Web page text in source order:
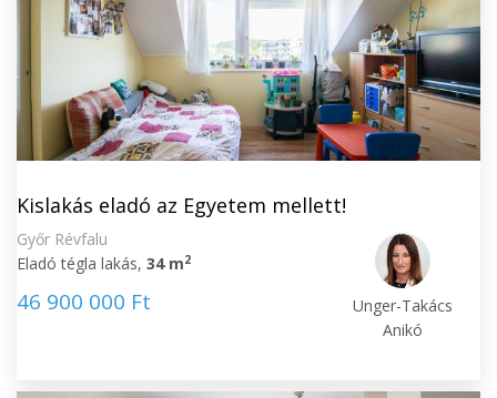
Kislakás eladó az Egyetem mellett!
Győr Révfalu
Eladó tégla lakás, 34 m2
46 900 000 Ft
Unger-Takács
Anikó